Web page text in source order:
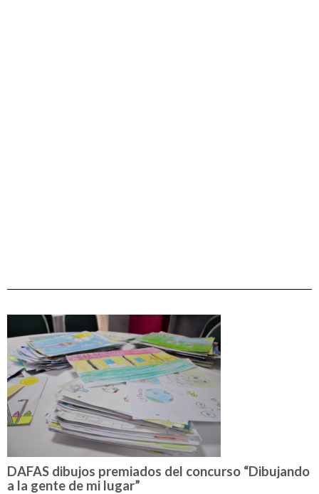
DAFAS dibujos premiados del concurso “Dibujando
a la gente de mi lugar”